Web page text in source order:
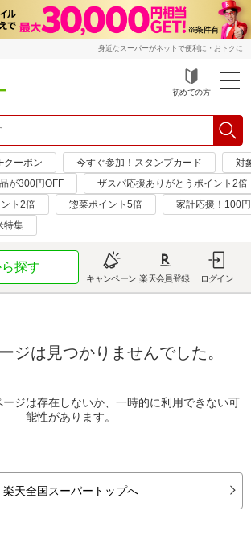
身近なスーパーがネットで便利に・おトクに
初めての方
クーポン 今すぐ参加！スタンプカード
対
が300円OFF
ザスパ応援ありがとうポイント2倍
ト2倍
惣菜ポイント5倍
家計応援！100
特集
探す
キャンペーン 楽天会員登録 ログイン
ジは見つかりませんでした。
ジは存在しないか、一時的に利用できない可
能性があります。
楽天全国スーパートップへ